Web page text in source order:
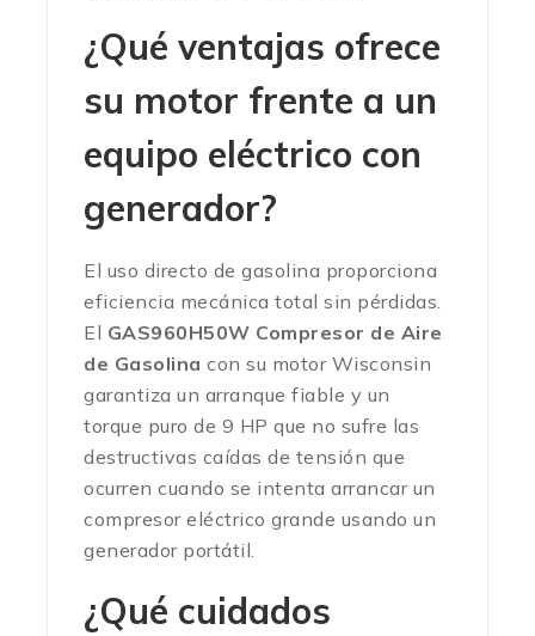
¿Qué ventajas ofrece
su motor frente a un
equipo eléctrico con
generador?
El uso directo de gasolina proporciona
eficiencia mecánica total sin pérdidas.
El GAS960H50W Compresor de Aire
de Gasolina con su motor Wisconsin
garantiza un arranque fiable y un
torque puro de 9 HP que no sufre las
destructivas caídas de tensión que
ocurren cuando se intenta arrancar un
compresor eléctrico grande usando un
generador portátil.
¿Qué cuidados